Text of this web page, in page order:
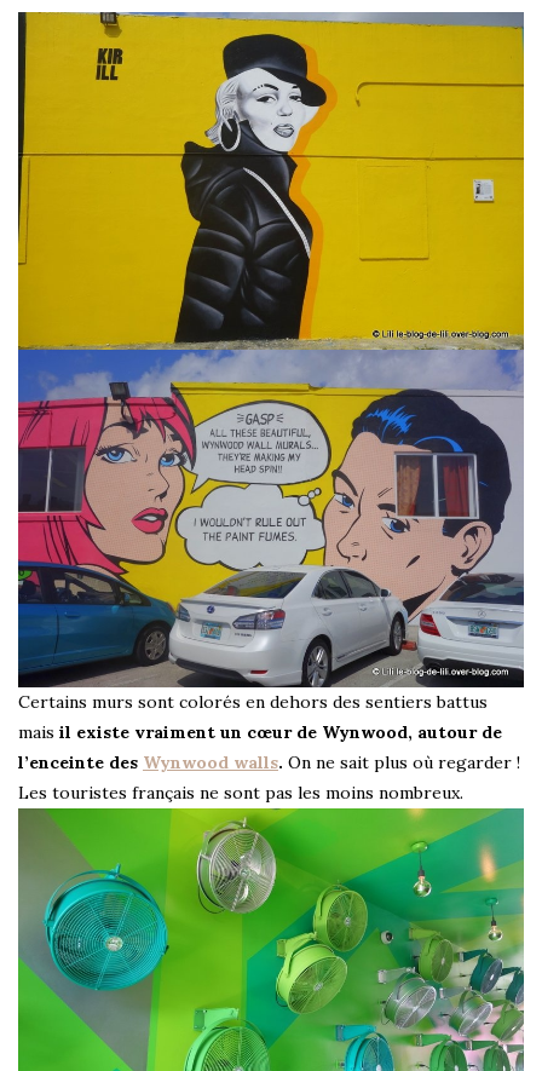
Certains murs sont colorés en dehors des sentiers battus
mais il existe vraiment un cœur de Wynwood, autour de
l’enceinte des Wynwood walls. On ne sait plus où regarder !
Les touristes français ne sont pas les moins nombreux.